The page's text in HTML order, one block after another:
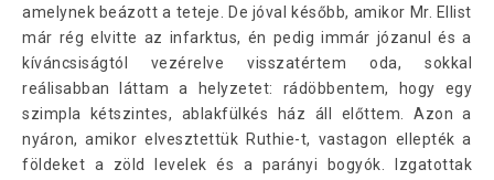
amelynek beázott a teteje. De jóval később, amikor Mr. Ellist
már rég elvitte az infarktus, én pedig immár józanul és a
kíváncsiságtól vezérelve visszatértem oda, sokkal
reálisabban láttam a helyzetet: rádöbbentem, hogy egy
szimpla kétszintes, ablakfülkés ház áll előttem. Azon a
nyáron, amikor elvesztettük Ruthie-t, vastagon ellepték a
földeket a zöld levelek és a parányi bogyók. Izgatottak